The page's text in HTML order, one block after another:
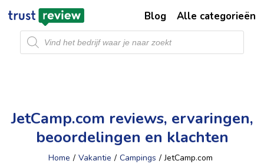
Producten
zoeken
Blog Alle categorieën
JetCamp.com reviews, ervaringen,
beoordelingen en klachten
Home / Vakantie / Campings / JetCamp.com